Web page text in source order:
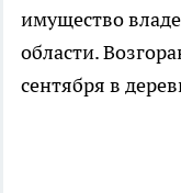
имущество
области.
сентября в